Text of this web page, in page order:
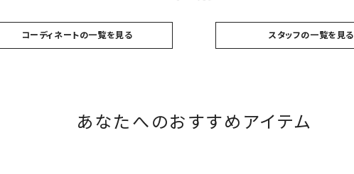
コーディネートの一覧を見る スタッフの一覧を見る
あなたへのおすすめアイテム